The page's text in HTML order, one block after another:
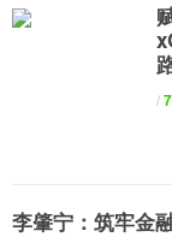
/
李肇宁：筑牢金